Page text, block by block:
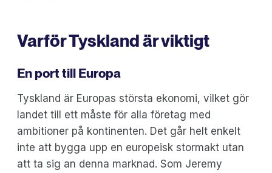
Varför Tyskland är viktigt
En port till Europa
Tyskland är Europas största ekonomi, vilket gör
landet till ett måste för alla företag med
ambitioner på kontinenten. Det går helt enkelt
inte att bygga upp en europeisk stormakt utan
att ta sig an denna marknad. Som Jeremy